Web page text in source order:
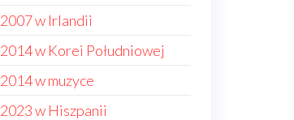
2007 w Irlandii
2014 w Korei Południowej
2014 w muzyce
2023 w Hiszpanii